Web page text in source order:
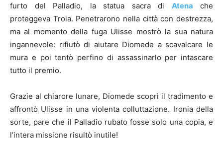
furto del Palladio, la statua sacra di Atena che
proteggeva Troia. Penetrarono nella città con destrezza,
ma al momento della fuga Ulisse mostrò la sua natura
ingannevole: rifiutò di aiutare Diomede a scavalcare le
mura e poi tentò perfino di assassinarlo per intascare
tutto il premio.
Grazie al chiarore lunare, Diomede scoprì il tradimento e
affrontò Ulisse in una violenta colluttazione. Ironia della
sorte, pare che il Palladio rubato fosse solo una copia, e
l’intera missione risultò inutile!